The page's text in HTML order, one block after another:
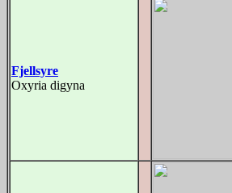
Fjellsyre
Oxyria digyna